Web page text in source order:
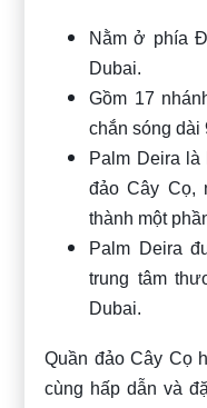
Nằm ở phía
Dubai.
Gồm 17
chắn sóng dài
Palm Deira
đảo Cây Cọ,
thành một
Palm Deira
trung tâm
Dubai.
Quần đảo Cây Cọ
cùng hấp dẫn và